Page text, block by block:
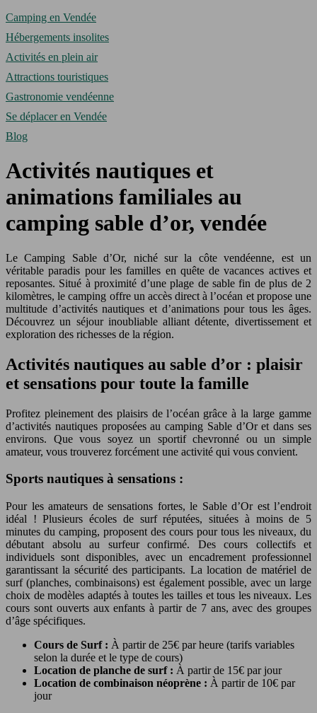
Camping en Vendée
Hébergements insolites
Activités en plein air
Attractions touristiques
Gastronomie vendéenne
Se déplacer en Vendée
Blog
Activités nautiques et
animations familiales au
camping sable d’or, vendée
Le Camping Sable d’Or, niché sur la côte vendéenne, est un
véritable paradis pour les familles en quête de vacances actives et
reposantes. Situé à proximité d’une plage de sable fin de plus de 2
kilomètres, le camping offre un accès direct à l’océan et propose une
multitude d’activités nautiques et d’animations pour tous les âges.
Découvrez un séjour inoubliable alliant détente, divertissement et
exploration des richesses de la région.
Activités nautiques au sable d’or : plaisir
et sensations pour toute la famille
Profitez pleinement des plaisirs de l’océan grâce à la large gamme
d’activités nautiques proposées au camping Sable d’Or et dans ses
environs. Que vous soyez un sportif chevronné ou un simple
amateur, vous trouverez forcément une activité qui vous convient.
Sports nautiques à sensations :
Pour les amateurs de sensations fortes, le Sable d’Or est l’endroit
idéal ! Plusieurs écoles de surf réputées, situées à moins de 5
minutes du camping, proposent des cours pour tous les niveaux, du
débutant absolu au surfeur confirmé. Des cours collectifs et
individuels sont disponibles, avec un encadrement professionnel
garantissant la sécurité des participants. La location de matériel de
surf (planches, combinaisons) est également possible, avec un large
choix de modèles adaptés à toutes les tailles et tous les niveaux. Les
cours sont ouverts aux enfants à partir de 7 ans, avec des groupes
d’âge spécifiques.
Cours de Surf : À partir de 25€ par heure (tarifs variables
selon la durée et le type de cours)
Location de planche de surf : À partir de 15€ par jour
Location de combinaison néoprène : À partir de 10€ par
jour